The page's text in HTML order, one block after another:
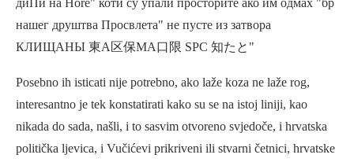
Posebno ih isticati nije potrebno, ako laže koza ne laže rog,
interesantno je tek konstatirati kako su se na istoj liniji, kao
nikada do sada, našli, i to sasvim otvoreno svjedoče, i hrvatska
politička ljevica, i Vučićevi prikriveni ili stvarni četnici, hrvatske